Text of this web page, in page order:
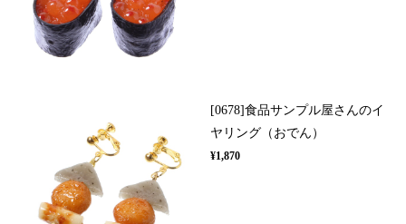
[0678]食品サンプル屋さんのイ
ヤリング（おでん）
¥1,870